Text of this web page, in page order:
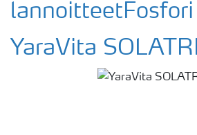
lannoitteetFosfori
YaraVita